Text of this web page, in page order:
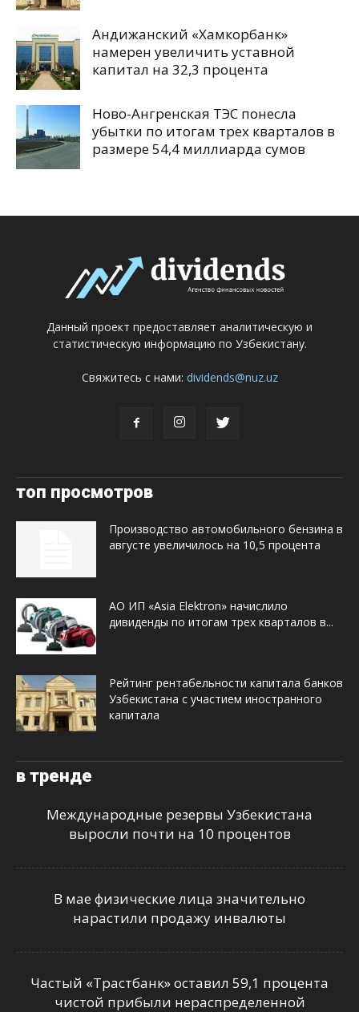
Андижанский «Хамкорбанк»
намерен увеличить уставной
капитал на 32,3 процента
Ново-Ангренская ТЭС понесла
убытки по итогам трех кварталов в
размере 54,4 миллиарда сумов
Данный проект предоставляет аналитическую и
статистическую информацию по Узбекистану.
Свяжитесь с нами: dividends@nuz.uz
топ просмотров
Производство автомобильного бензина в
августе увеличилось на 10,5 процента
АО ИП «Asia Elektron» начислило
дивиденды по итогам трех кварталов в...
Рейтинг рентабельности капитала банков
Узбекистана с участием иностранного
капитала
в тренде
Международные резервы Узбекистана
выросли почти на 10 процентов
В мае физические лица значительно
нарастили продажу инвалюты
Частый «Трастбанк» оставил 59,1 процента
чистой прибыли нераспределенной